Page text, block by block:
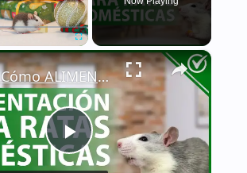
Fullscreen ×
Play
🐁 ¿Cómo ALIMENTAR a una RATA DOMÉSTICA de la manera correcta? - Nutrición 🐁🏡